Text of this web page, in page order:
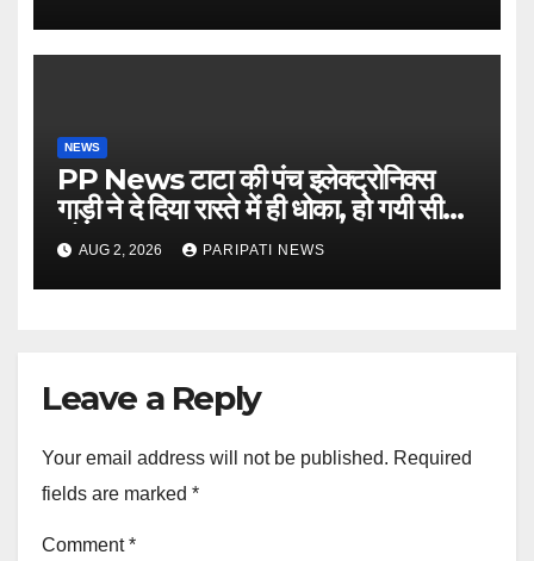
NEWS
PP News टाटा की पंच इलेक्ट्रोनिक्स
गाड़ी ने दे दिया रास्ते में ही धोका, हो गयी सीज,
जो सब बताया झूठ
AUG 2, 2026 PARIPATI NEWS
Leave a Reply
Your email address will not be published. Required
fields are marked *
Comment*